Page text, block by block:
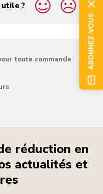
?
toute commande
réduction en
actualités et
ABONNEZ-VOUS